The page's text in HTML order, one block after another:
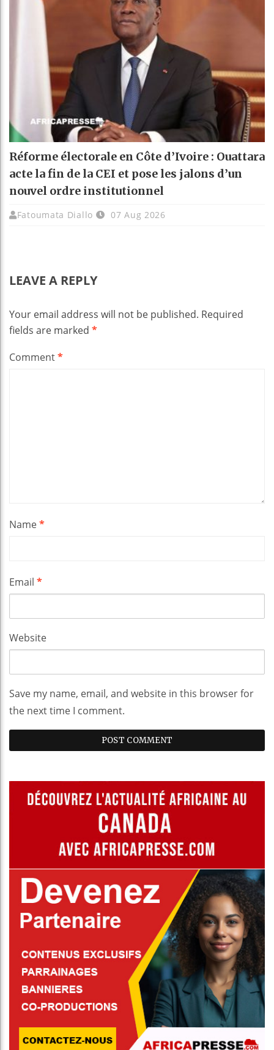
Réforme électorale en Côte d’Ivoire : Ouattara
acte la fin de la CEI et pose les jalons d’un
nouvel ordre institutionnel
Fatoumata Diallo 07 Aug 2026
LEAVE A REPLY
Your email address will not be published. Required
fields are marked *
Comment*
Name*
Email *
Website
Save my name, email, and website in this browser for
the next time I comment.